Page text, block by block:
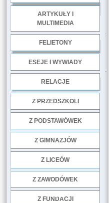
ARTYKUŁY I
MULTIMEDIA
FELIETONY
ESEJE I WYWIADY
RELACJE
Z PRZEDSZKOLI
Z PODSTAWÓWEK
Z GIMNAZJÓW
Z LICEÓW
Z ZAWODÓWEK
Z FUNDACJI